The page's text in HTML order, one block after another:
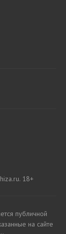
18+
публичной
на сайте